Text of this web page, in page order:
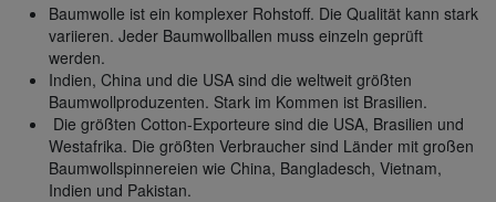
Baumwolle ist ein komplexer Rohstoff. Die Qualität kann stark
variieren. Jeder Baumwollballen muss einzeln geprüft
werden.
Indien, China und die USA sind die weltweit größten
Baumwollproduzenten. Stark im Kommen ist Brasilien.
Die größten Cotton-Exporteure sind die USA, Brasilien und
Westafrika. Die größten Verbraucher sind Länder mit großen
Baumwollspinnereien wie China, Bangladesch, Vietnam,
Indien und Pakistan.